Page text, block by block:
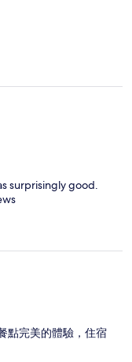
surprisingly good.
點完美的體驗，住宿